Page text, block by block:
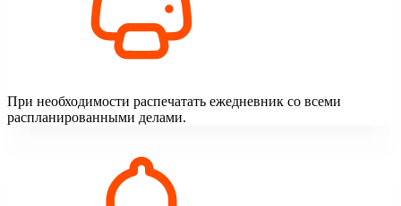
При необходимости распечатать ежедневник со всеми
распланированными делами.